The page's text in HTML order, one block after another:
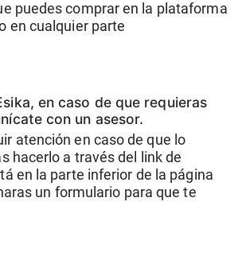
puedes comprar en la plataforma
en cualquier parte
en caso de que requieras
con un asesor.
atención en caso de que lo
hacerlo a través del link de
en la parte inferior de la página
un formulario para que te